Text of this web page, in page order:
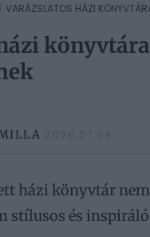
/ VARÁZSLATOS HÁZI
2026.07.08.
házi könyvtár
stílusos és